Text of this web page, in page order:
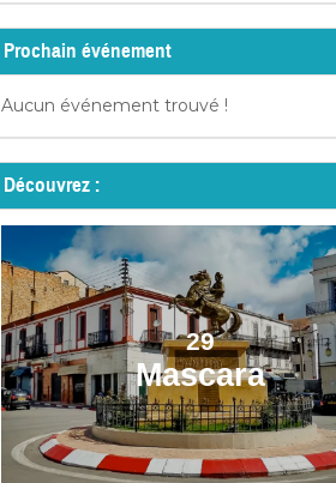
Prochain événement
Aucun événement trouvé !
Découvrez :
29
Mascara